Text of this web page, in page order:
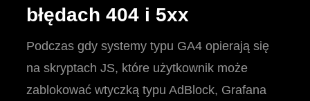
błędach 404 i 5xx
Podczas gdy systemy typu GA4 opierają się
na skryptach JS, które użytkownik może
zablokować wtyczką typu AdBlock, Grafana